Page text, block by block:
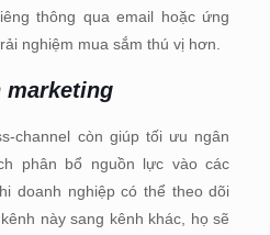
thông qua email hoặc ứng
nghiệm mua sắm thú vị hơn.
marketing
channel còn giúp tối ưu ngân
phân bổ nguồn lực vào các
doanh nghiệp có thể theo dõi
này sang kênh khác, họ sẽ